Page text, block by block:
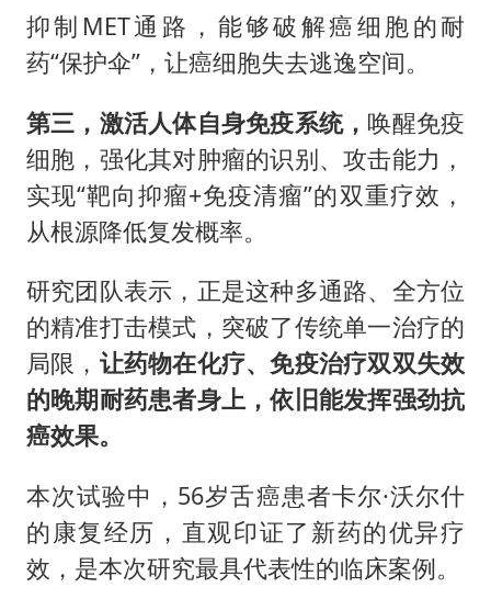
抑制MET通路，能够破解癌细胞的耐
药“保护伞”，让癌细胞失去逃逸空间。
第三，激活人体自身免疫系统， 唤醒免疫
细胞，强化其对肿瘤的识别、攻击能力，
实现“靶向抑瘤+免疫清瘤”的双重疗效，
从根源降低复发概率。
研究团队表示，正是这种多通路、全方位
的精准打击模式，突破了传统单一治疗的
局限， 让药物在化疗、免疫治疗双双失效
的晚期耐药患者身上，依旧能发挥强劲抗
癌效果。
本次试验中，56岁舌癌患者卡尔·沃尔什
的康复经历，直观印证了新药的优异疗
效，是本次研究最具代表性的临床案例。